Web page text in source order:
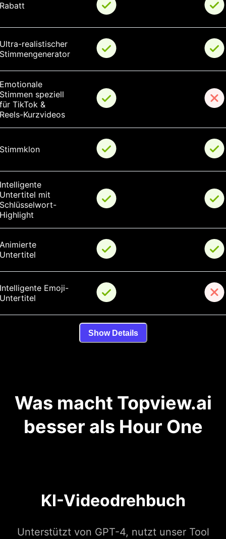
Rabatt
Ultra-realistischer
Stimmengenerator
Emotionale
Stimmen speziell
für TikTok &
Reels-Kurzvideos
Stimmklon
Intelligente
Untertitel mit
Schlüsselwort-
Highlight
Animierte
Untertitel
Intelligente Emoji-
Untertitel
Show Details
Was macht Topview.ai
besser als Hour One
KI-Videodrehbuch
Unterstützt von GPT-4, nutzt unser Tool